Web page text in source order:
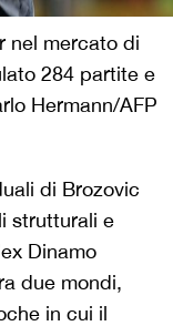
nel mercato di
284 partite e
Hermann/AFP
di Brozovic
strutturali e
Dinamo
due mondi,
in cui il